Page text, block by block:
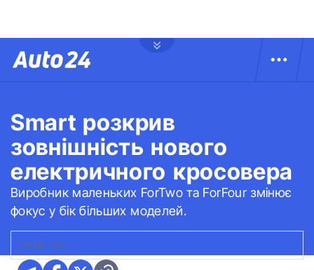
Smart розкрив
зовнішність нового
електричного кросовера
Виробник маленьких ForTwo та ForFour змінює
фокус у бік більших моделей.
SMART #5